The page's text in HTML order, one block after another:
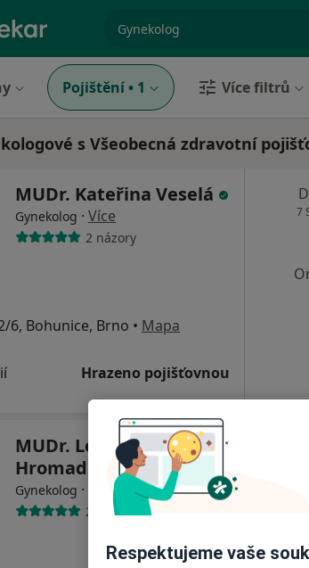
Pojištění • 1 Více filtrů
s Všeobecná zdravotní
MUDr. Kateřina Veselá
Gynekolog · Více
2 názory
6, Bohunice, Brno • Mapa
Hrazeno pojišťovnou
7
MUDr. Lenka
Hromadová
Gynekolog · Více
2 názory
Respektujeme vaše